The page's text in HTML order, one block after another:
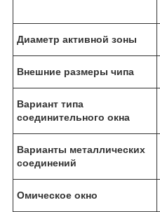
Диаметр активной зоны
Внешние размеры чипа
Вариант типа
соединительного окна
Варианты металлических
соединений
Омическое окно